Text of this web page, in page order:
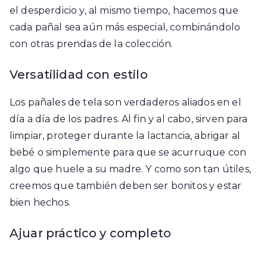
el desperdicio y, al mismo tiempo, hacemos que
cada pañal sea aún más especial, combinándolo
con otras prendas de la colección.
Versatilidad con estilo
Los pañales de tela son verdaderos aliados en el
día a día de los padres. Al fin y al cabo, sirven para
limpiar, proteger durante la lactancia, abrigar al
bebé o simplemente para que se acurruque con
algo que huele a su madre. Y como son tan útiles,
creemos que también deben ser bonitos y estar
bien hechos.
Ajuar práctico y completo